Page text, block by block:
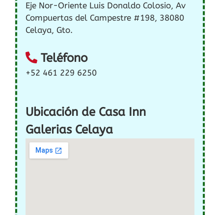
Eje Nor-Oriente Luis Donaldo Colosio, Av
Compuertas del Campestre #198, 38080
Celaya, Gto.
Teléfono
+52 461 229 6250
Ubicación de Casa Inn
Galerias Celaya